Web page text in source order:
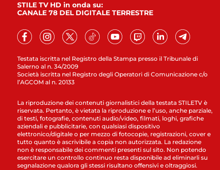
Testata iscritta nel Registro della Stampa presso il Tribunale di
Salerno al n. 34/2009
Società iscritta nel Registro degli Operatori di Comunicazione c/o
l’AGCOM al n. 20133
STILE TV HD in onda su:
CANALE 78 DEL DIGITALE TERRESTRE
La riproduzione dei contenuti giornalistici della testata STILETV è
riservata. Pertanto, è vietata la riproduzione e l’uso, anche parziale,
di testi, fotografie, contenuti audio/video, filmati, loghi, grafiche
aziendali e pubblicitarie, con qualsiasi dispositivo
elettronico/digitale o per mezzo di fotocopie, registrazioni, cover e
tutto quanto è ascrivibile a copia non autorizzata. La redazione
non è responsabile dei commenti presenti sul sito. Non potendo
esercitare un controllo continuo resta disponibile ad eliminarli su
segnalazione qualora gli stessi risultano offensivi e oltraggiosi.